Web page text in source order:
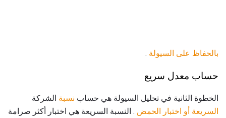
بالحفاظ على السيولة .
حساب معدل سريع
الخطوة الثانية في تحليل السيولة هي حساب نسبة الشركة
السريعة أو اختبار الحمض . النسبة السريعة هي اختبار أكثر صرامة